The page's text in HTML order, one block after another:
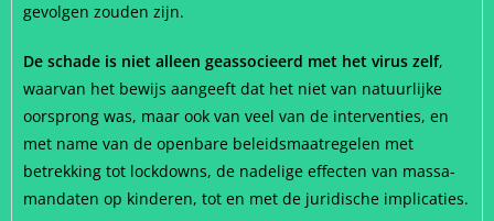
gevolgen zouden zijn.
De schade is niet alleen geassocieerd met het virus zelf,
waarvan het bewijs aangeeft dat het niet van natuurlijke
oorsprong was, maar ook van veel van de interventies, en
met name van de openbare beleidsmaatregelen met
betrekking tot lockdowns, de nadelige effecten van massa-
mandaten op kinderen, tot en met de juridische implicaties.